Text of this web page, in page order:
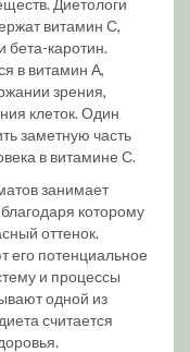
Диетологи
витамин С,
бета-каротин.
в витамин А,
зрения,
клеток. Один
заметную часть
в витамине С.
занимает
которому
оттенок.
его потенциальное
и процессы
одной из
считается